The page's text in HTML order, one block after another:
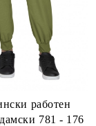
работен
781 - 176